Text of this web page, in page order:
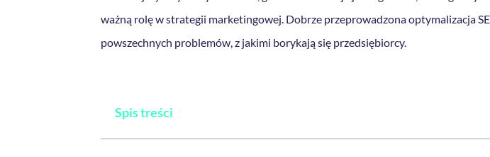
ważną rolę w strategii marketingowej. Dobrze przeprowadzona optymalizacja
powszechnych problemów, z jakimi borykają się przedsiębiorcy.
Spis treści